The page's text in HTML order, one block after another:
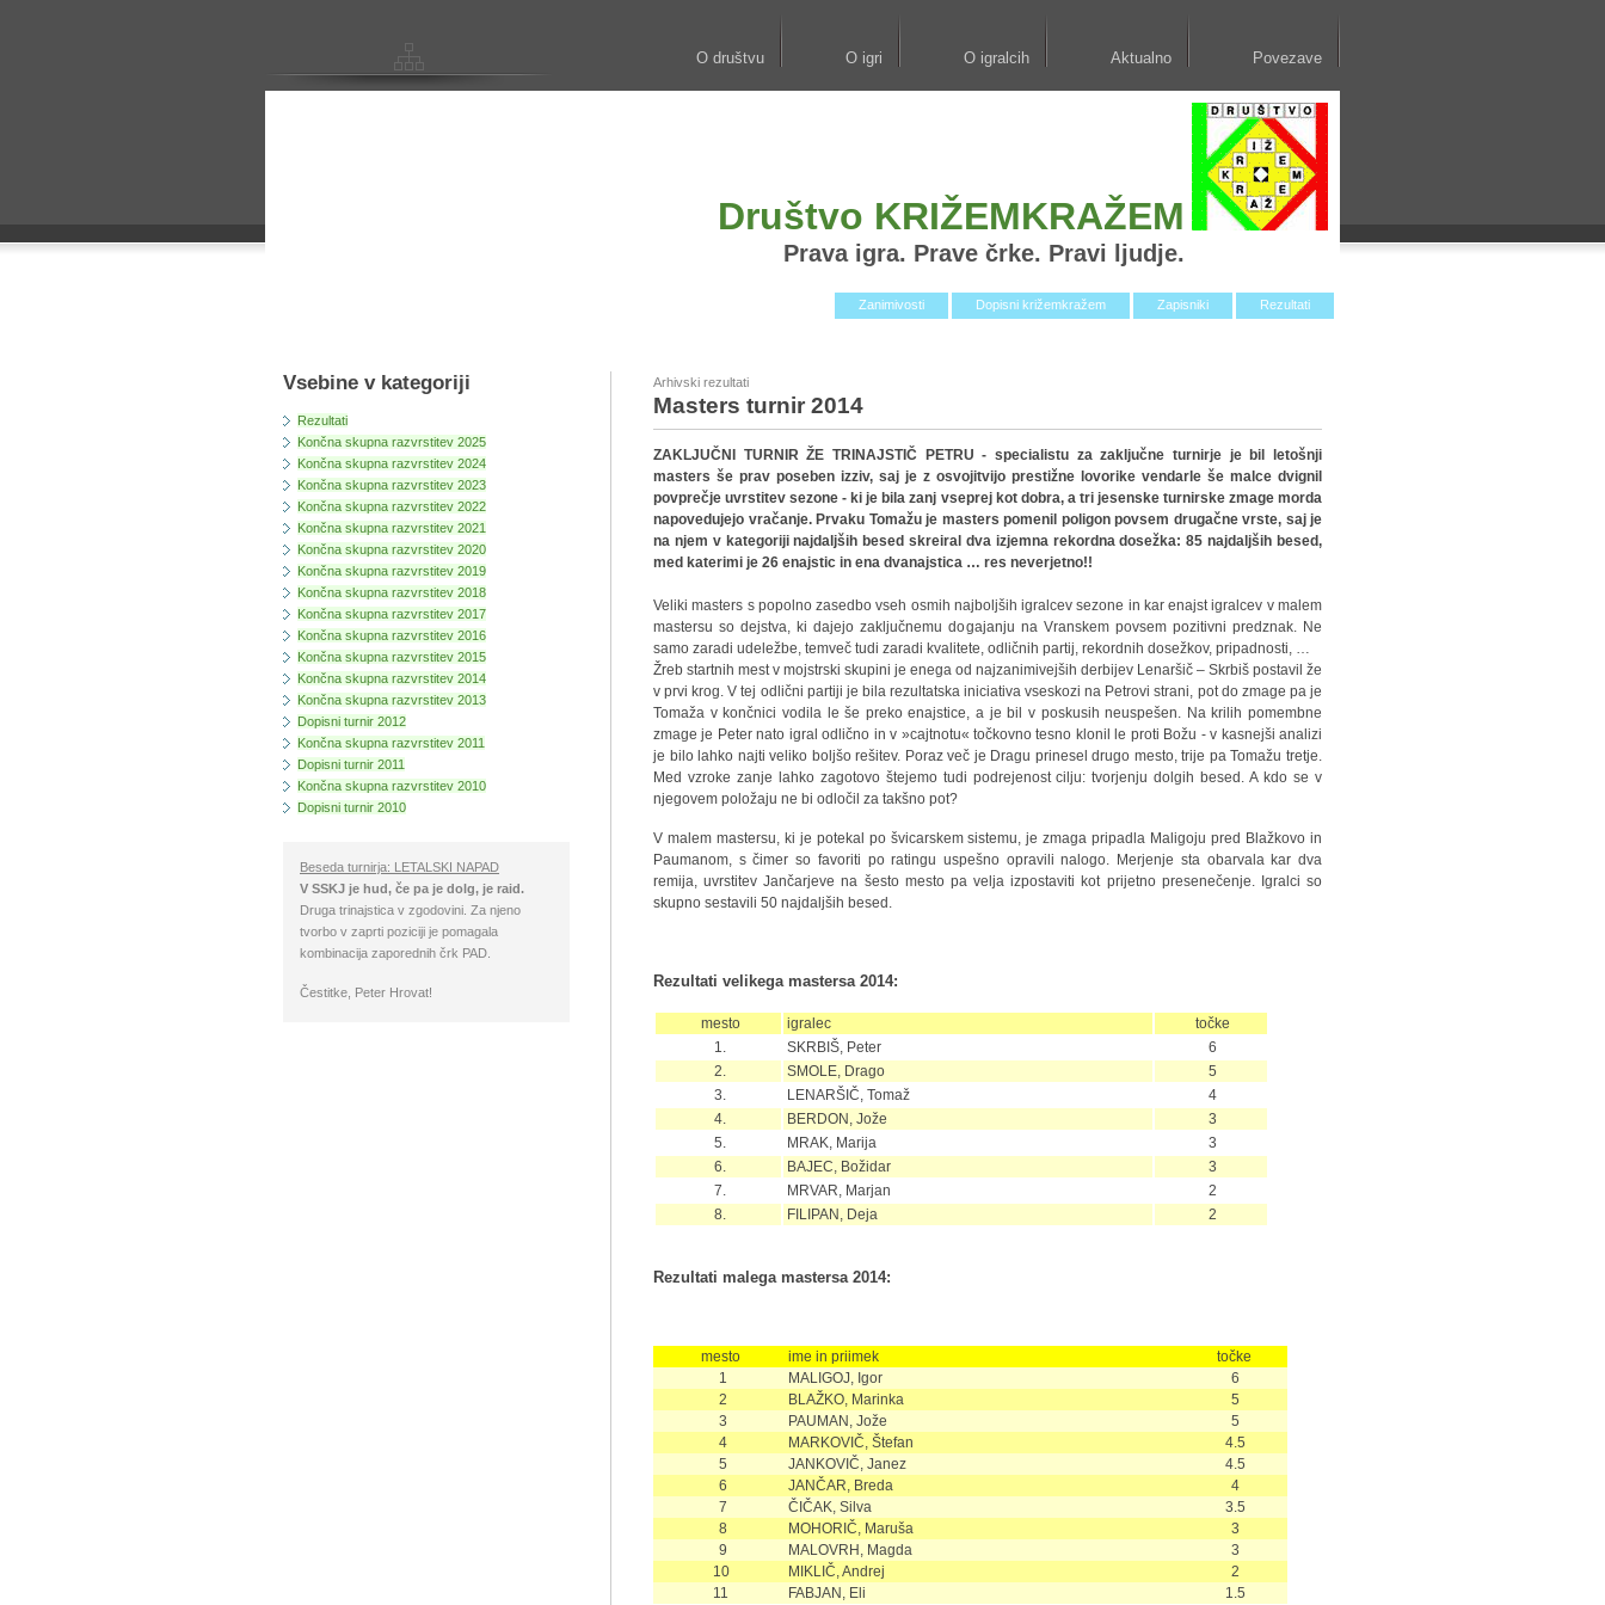
O društvu O igri O igralcih Aktualno Povezave
Društvo KRIŽEMKRAŽEM
Prava igra. Prave črke. Pravi ljudje.
Zanimivosti Dopisni križemkražem Zapisniki Rezultati
Vsebine v kategoriji
Rezultati
Končna skupna razvrstitev 2025
Končna skupna razvrstitev 2024
Končna skupna razvrstitev 2023
Končna skupna razvrstitev 2022
Končna skupna razvrstitev 2021
Končna skupna razvrstitev 2020
Končna skupna razvrstitev 2019
Končna skupna razvrstitev 2018
Končna skupna razvrstitev 2017
Končna skupna razvrstitev 2016
Končna skupna razvrstitev 2015
Končna skupna razvrstitev 2014
Končna skupna razvrstitev 2013
Dopisni turnir 2012
Končna skupna razvrstitev 2011
Dopisni turnir 2011
Končna skupna razvrstitev 2010
Dopisni turnir 2010
Beseda turnirja: LETALSKI NAPAD
V SSKJ je hud, če pa je dolg, je raid.
Druga trinajstica v zgodovini. Za njeno
tvorbo v zaprti poziciji je pomagala
kombinacija zaporednih črk PAD.
Čestitke, Peter Hrovat!
Arhivski rezultati
Masters turnir 2014
ZAKLJUČNI TURNIR ŽE TRINAJSTIČ PETRU - specialistu za zaključne turnirje je bil letošnji
masters še prav poseben izziv, saj je z osvojitvijo prestižne lovorike vendarle še malce dvignil
povprečje uvrstitev sezone - ki je bila zanj vseprej kot dobra, a tri jesenske turnirske zmage morda
napovedujejo vračanje. Prvaku Tomažu je masters pomenil poligon povsem drugačne vrste, saj je
na njem v kategoriji najdaljših besed skreiral dva izjemna rekordna dosežka: 85 najdaljših besed,
med katerimi je 26 enajstic in ena dvanajstica … res neverjetno!!
Veliki masters s popolno zasedbo vseh osmih najboljših igralcev sezone in kar enajst igralcev v malem
mastersu so dejstva, ki dajejo zaključnemu dogajanju na Vranskem povsem pozitivni predznak. Ne
samo zaradi udeležbe, temveč tudi zaradi kvalitete, odličnih partij, rekordnih dosežkov, pripadnosti, …
Žreb startnih mest v mojstrski skupini je enega od najzanimivejših derbijev Lenaršič – Skrbiš postavil že
v prvi krog. V tej odlični partiji je bila rezultatska iniciativa vseskozi na Petrovi strani, pot do zmage pa je
Tomaža v končnici vodila le še preko enajstice, a je bil v poskusih neuspešen. Na krilih pomembne
zmage je Peter nato igral odlično in v »cajtnotu« točkovno tesno klonil le proti Božu - v kasnejši analizi
je bilo lahko najti veliko boljšo rešitev. Poraz več je Dragu prinesel drugo mesto, trije pa Tomažu tretje.
Med vzroke zanje lahko zagotovo štejemo tudi podrejenost cilju: tvorjenju dolgih besed. A kdo se v
njegovem položaju ne bi odločil za takšno pot?
V malem mastersu, ki je potekal po švicarskem sistemu, je zmaga pripadla Maligoju pred Blažkovo in
Paumanom, s čimer so favoriti po ratingu uspešno opravili nalogo. Merjenje sta obarvala kar dva
remija, uvrstitev Jančarjeve na šesto mesto pa velja izpostaviti kot prijetno presenečenje. Igralci so
skupno sestavili 50 najdaljših besed.
Rezultati velikega mastersa 2014:
mesto igralec
točke
1.
SKRBIŠ, Peter
6
2.
SMOLE, Drago
5
3.
LENARŠIČ, Tomaž
4
4.
BERDON, Jože
3
5.
MRAK, Marija
3
6.
BAJEC, Božidar
3
7.
MRVAR, Marjan
2
8.
FILIPAN, Deja 2
Rezultati malega mastersa 2014:
mesto ime in priimek
točke
1
MALIGOJ, Igor
6
2
BLAŽKO, Marinka
5
3
PAUMAN, Jože
5
4
MARKOVIČ, Štefan
4.5
5
JANKOVIČ, Janez
4.5
6
JANČAR, Breda
4
7
ČIČAK, Silva
3.5
8
MOHORIČ, Maruša
3
9
MALOVRH, Magda
3
10
MIKLIČ, Andrej
2
11
FABJAN, Eli 1.5